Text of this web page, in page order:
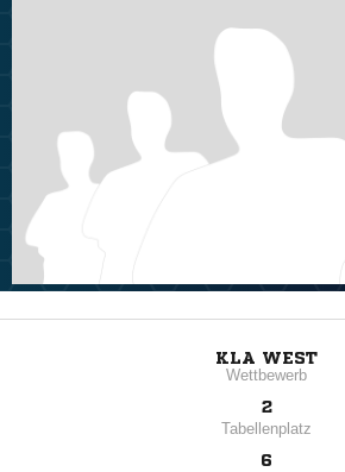
KLA WEST
Wettbewerb
2
Tabellenplatz
6